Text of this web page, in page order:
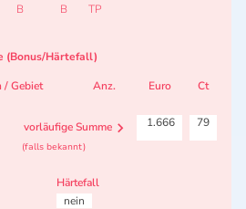
B B TP
(Bonus/Härtefall)
/ Gebiet Anz. Euro Ct
vorläufige Summe 1.666 79
(falls bekannt)
Härtefall
nein